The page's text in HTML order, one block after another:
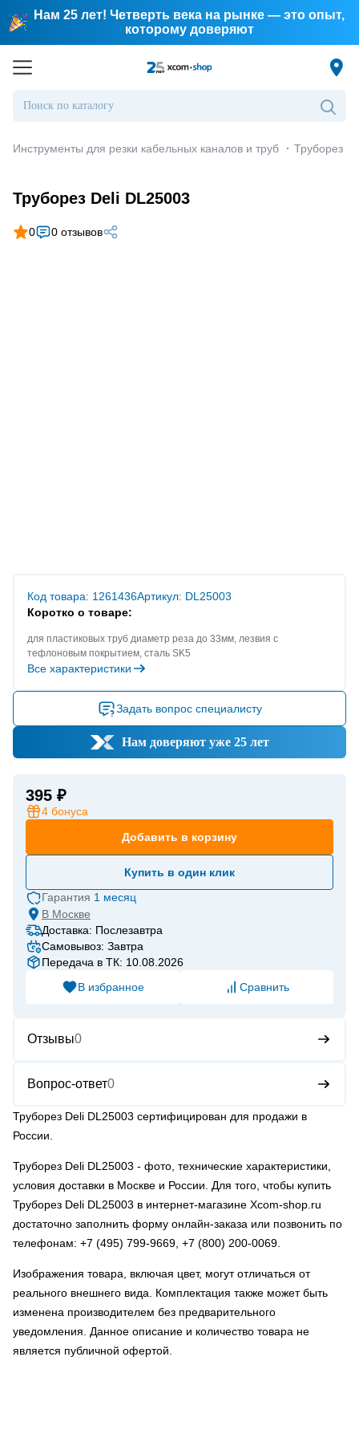
Нам 25 лет! Четверть века на рынке — это опыт,
которому доверяют
Инструменты для резки кабельных каналов и труб · Труборез
Труборез Deli DL25003
0 0 отзывов
Код товара: 1261436Артикул: DL25003
Коротко о товаре:
для пластиковых труб диаметр реза до 33мм, лезвия с
тефлоновым покрытием, сталь SK5
Все характеристики
Задать вопрос специалисту
Нам доверяют уже 25 лет
395 ₽
4 бонуса
Добавить в корзину
Купить в один клик
Гарантия 1 месяц
В Москве
Доставка: Послезавтра
Самовывоз: Завтра
Передача в ТК: 10.08.2026
В избранное
Сравнить
Отзывы0
Вопрос-ответ0
Труборез Deli DL25003 сертифицирован для продажи в
России.
Труборез Deli DL25003 - фото, технические характеристики,
условия доставки в Москве и России. Для того, чтобы купить
Труборез Deli DL25003 в интернет-магазине Xcom-shop.ru
достаточно заполнить форму онлайн-заказа или позвонить по
телефонам: +7 (495) 799-9669 +7 (800) 200-0069
Изображения товара, включая цвет, могут отличаться от
реального внешнего вида. Комплектация также может быть
изменена производителем без предварительного
уведомления. Данное описание и количество товара не
является публичной офертой.